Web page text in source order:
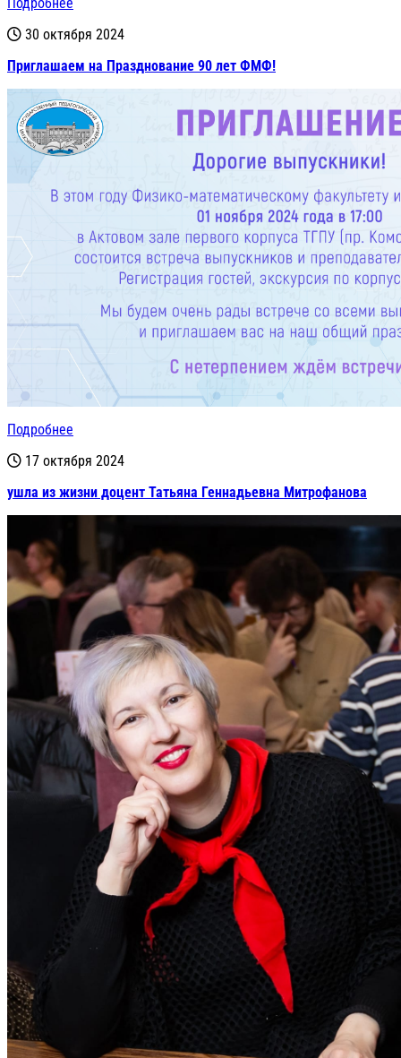
30 октября 2024
Приглашаем на Празднование 90 лет ФМФ!
Подробнее
17 октября 2024
ушла из жизни доцент Татьяна Геннадьевна Митрофанова